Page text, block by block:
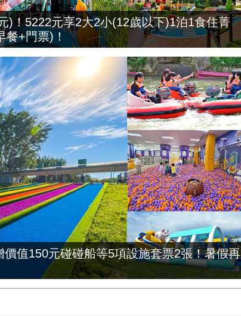
！5222元享2大2小(12歲以下)1泊1食住菁
餐+門票)！
值150元碰碰船等5項設施套票2張！暑假再